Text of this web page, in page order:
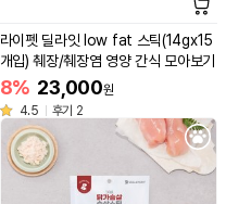
라이펫 딜라잇 low fat 스틱(14gx15
개입) 췌장/췌장염 영양 간식 모아보기
8% 23,000원
4.5
후기 2